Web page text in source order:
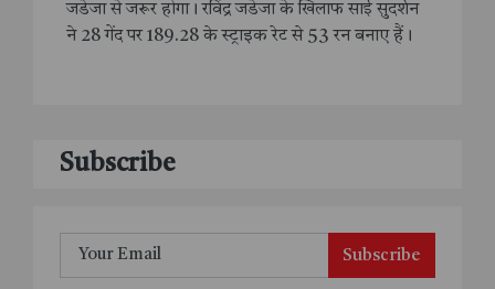
जडेजा से जरूर होगा। रविंद्र जडेजा के खिलाफ साई सुदर्शन
ने 28 गेंद पर 189.28 के स्ट्राइक रेट से 53 रन बनाए हैं।
Subscribe
Subscribe